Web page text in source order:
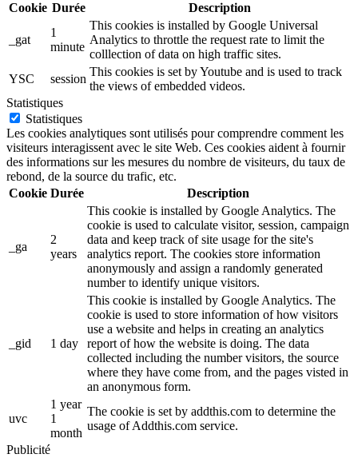
Cookie Durée Description
_gat
1
minute
This cookies is installed by Google Universal
Analytics to throttle the request rate to limit the
colllection of data on high traffic sites.
YSC
session
This cookies is set by Youtube and is used to track
the views of embedded videos.
Statistiques
Statistiques
Les cookies analytiques sont utilisés pour comprendre comment les
visiteurs interagissent avec le site Web. Ces cookies aident à fournir
des informations sur les mesures du nombre de visiteurs, du taux de
rebond, de la source du trafic, etc.
Cookie Durée Description
_ga
2
years
This cookie is installed by Google Analytics. The
cookie is used to calculate visitor, session, campaign
data and keep track of site usage for the site's
analytics report. The cookies store information
anonymously and assign a randomly generated
number to identify unique visitors.
_gid 1 day
This cookie is installed by Google Analytics. The
cookie is used to store information of how visitors
use a website and helps in creating an analytics
report of how the website is doing. The data
collected including the number visitors, the source
where they have come from, and the pages visted in
an anonymous form.
uvc
1 year
1
month
The cookie is set by addthis.com to determine the
usage of Addthis.com service.
Publicité